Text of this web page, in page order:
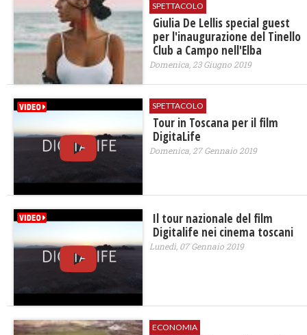
SPETTACOLO
Giulia De Lellis special guest
per l'inaugurazione del Tinello
Club a Campo nell'Elba
Domenica, 23 Giugno 2019
SPETTACOLO
Tour in Toscana per il film
DigitaLife
Domenica, 27 Gennaio 2019
Il tour nazionale del film
Digitalife nei cinema toscani
Lunedì, 07 Gennaio 2019
ECONOMIA